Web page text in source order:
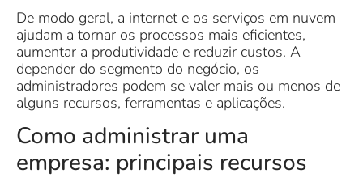
De modo geral, a internet e os serviços em nuvem
ajudam a tornar os processos mais eficientes,
aumentar a produtividade e reduzir custos. A
depender do segmento do negócio, os
administradores podem se valer mais ou menos de
alguns recursos, ferramentas e aplicações.
Como administrar uma
empresa: principais recursos